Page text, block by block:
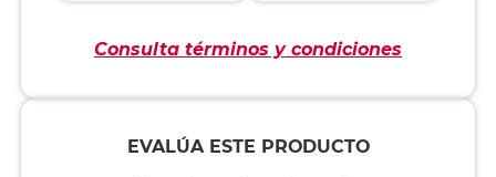
Consulta términos y condiciones
EVALÚA ESTE PRODUCTO